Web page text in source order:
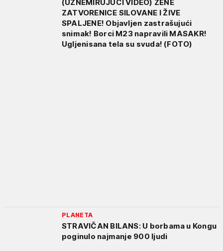
(UZNEMIRUJUĆI VIDEO) ŽENE
ZATVORENICE SILOVANE I ŽIVE
SPALJENE! Objavljen zastrašujući
snimak! Borci M23 napravili MASAKR!
Ugljenisana tela su svuda! (FOTO)
PLANETA
STRAVIČAN BILANS: U borbama u Kongu
poginulo najmanje 900 ljudi